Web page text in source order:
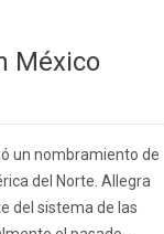
México
un nombramiento de
del Norte. Allegra
del sistema de las